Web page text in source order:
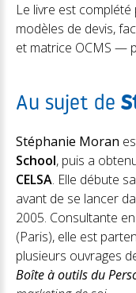
Le livre est complété
modèles de devis,
et matrice OCMS —
Au sujet de
Stéphanie Moran
School, puis a
CELSA. Elle débute
avant de se lancer
2005. Consultante
(Paris), elle est
plusieurs ouvrages
Boîte à outils du